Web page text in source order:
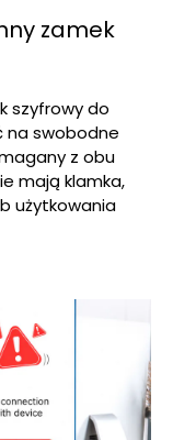
zamek
szyfrowy do
na swobodne
z obu
mają klamka,
użytkowania